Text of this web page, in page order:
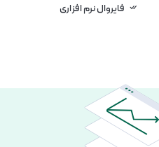
فایروال نرم افزاری